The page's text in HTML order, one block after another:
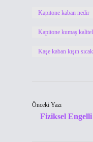
Kapitone kaban nedir
Kapitone kumaş
Kaşe kaban kışın
Önceki Yazı
Fiziksel